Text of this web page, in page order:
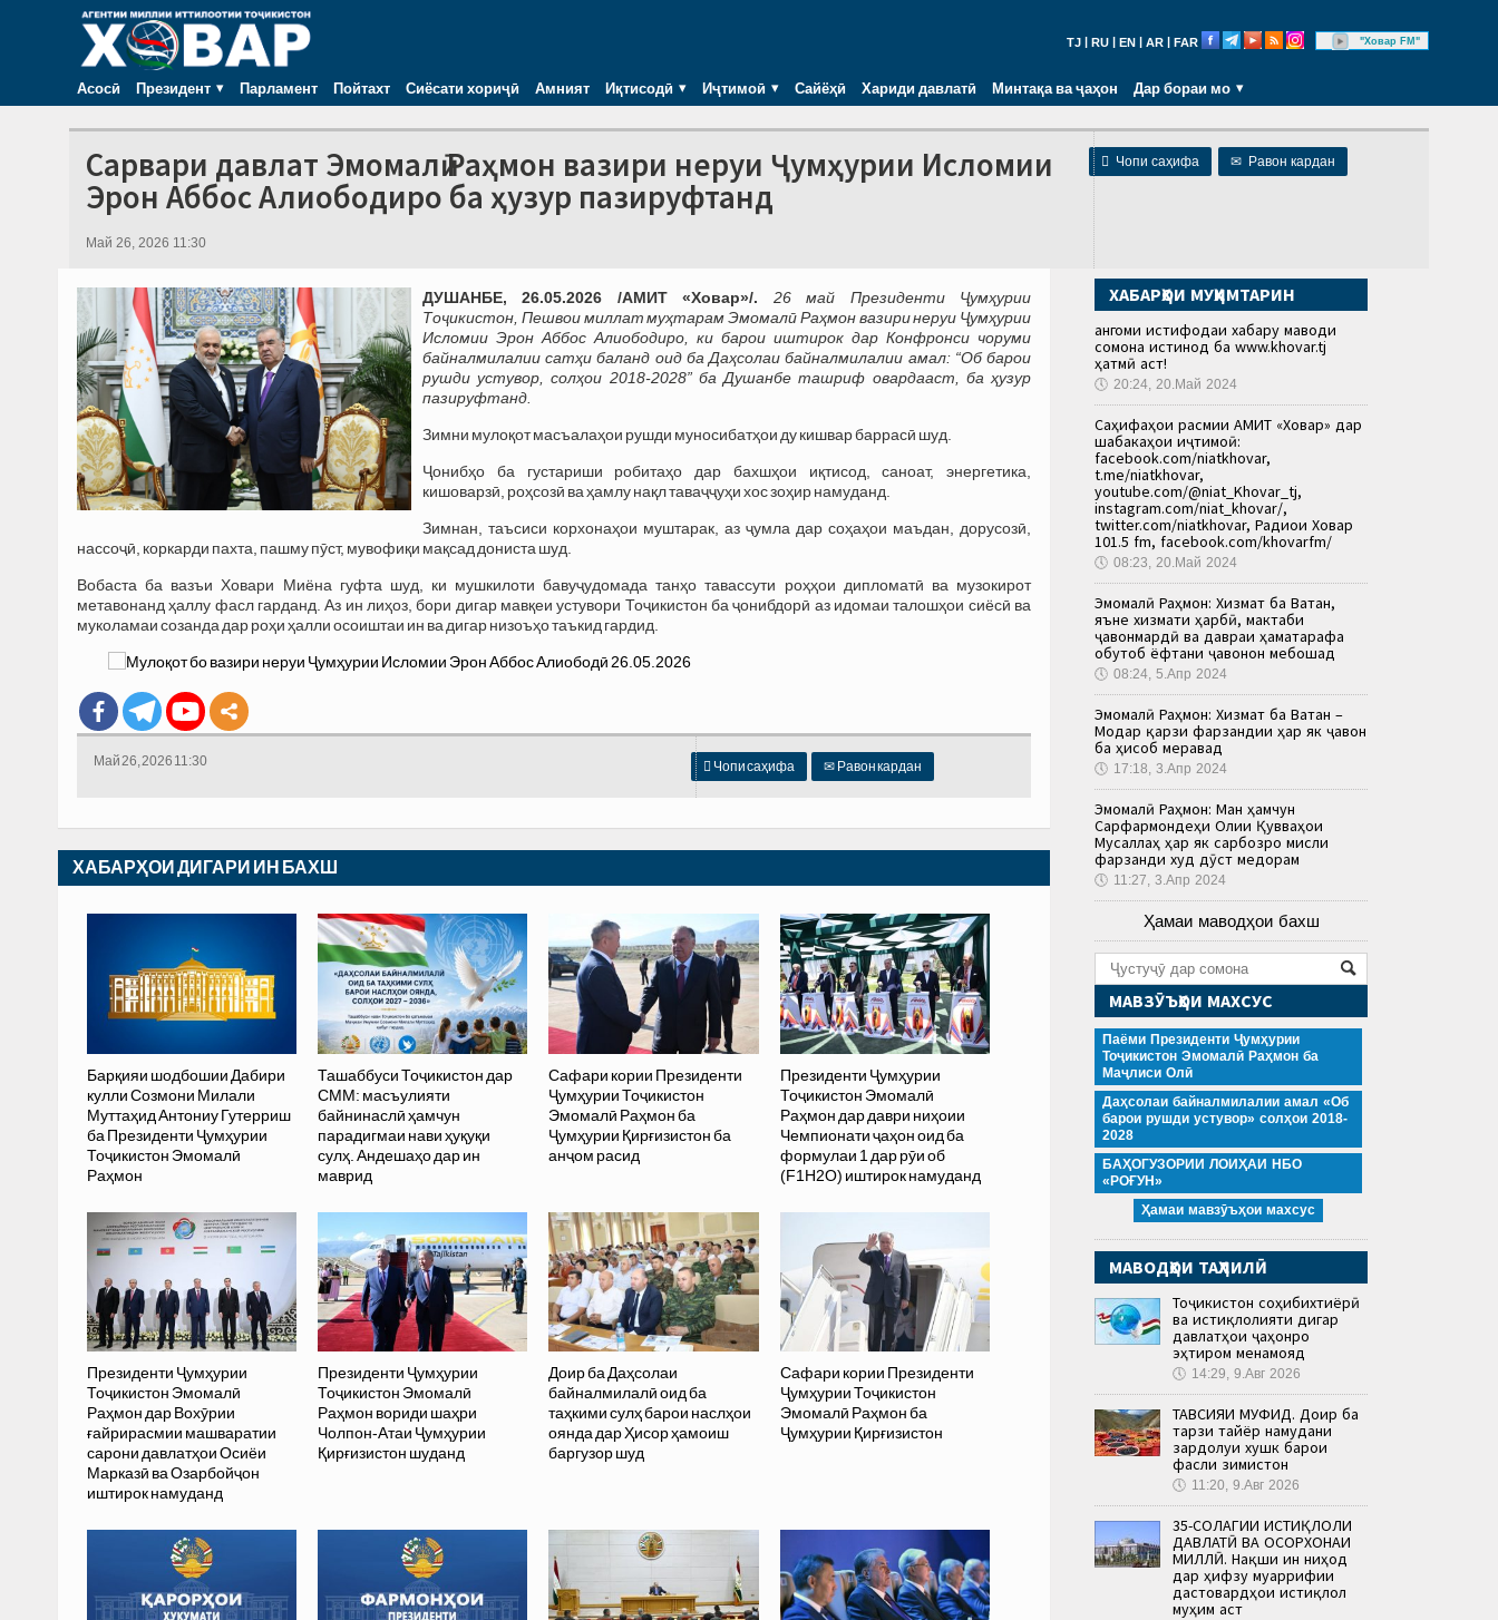
TJ RU EN AR FAR "Ховар FM"
Асосӣ Президент Парламент Пойтахт Сиёсати хориҷӣ Амният Иқтисодӣ Иҷтимоӣ Сайёҳӣ Хариди давлатӣ Минтақа ва ҷаҳон Дар бораи мо
 Чопи саҳифа ✉ Равон кардан
Сарвари давлат Эмомалӣ Раҳмон вазири неруи Ҷумҳурии Исломии
Эрон Аббос Алиободиро ба ҳузур пазируфтанд
Май 26, 2026 11:30
ДУШАНБЕ, 26.05.2026 /АМИТ «Ховар»/. 26 май Президенти Ҷумҳурии
Тоҷикистон, Пешвои миллат муҳтарам Эмомалӣ Раҳмон вазири неруи Ҷумҳурии
Исломии Эрон Аббос Алиободиро, ки барои иштирок дар Конфронси чоруми
байналмилалии сатҳи баланд оид ба Даҳсолаи байналмилалии амал: “Об барои
рушди устувор, солҳои 2018-2028” ба Душанбе ташриф овардааст, ба ҳузур
пазируфтанд.
Зимни мулоқот масъалаҳои рушди муносибатҳои ду кишвар баррасӣ шуд.
Ҷонибҳо ба густариши робитаҳо дар бахшҳои иқтисод, саноат, энергетика,
кишоварзӣ, роҳсозӣ ва ҳамлу нақл таваҷҷуҳи хос зоҳир намуданд.
Зимнан, таъсиси корхонаҳои муштарак, аз ҷумла дар соҳаҳои маъдан, дорусозӣ,
нассоҷӣ, коркарди пахта, пашму пӯст, мувофиқи мақсад дониста шуд.
Вобаста ба вазъи Ховари Миёна гуфта шуд, ки мушкилоти бавуҷудомада танҳо тавассути роҳҳои дипломатӣ ва музокирот
метавонанд ҳаллу фасл гарданд. Аз ин лиҳоз, бори дигар мавқеи устувори Тоҷикистон ба ҷонибдорӣ аз идомаи талошҳои сиёсӣ ва
муколамаи созанда дар роҳи ҳалли осоиштаи ин ва дигар низоъҳо таъкид гардид.
 Чопи саҳифа ✉ Равон кардан
Май 26, 2026 11:30
ХАБАРҲОИ ДИГАРИ ИН БАХШ
Барқияи шодбошии Дабири
кулли Созмони Милали
Муттаҳид Антониу Гутерриш
ба Президенти Ҷумҳурии
Тоҷикистон Эмомалӣ
Раҳмон
Ташаббуси Тоҷикистон дар
СММ: масъулияти
байнинаслӣ ҳамчун
парадигмаи нави ҳуқуқи
сулҳ. Андешаҳо дар ин
маврид
Сафари кории Президенти
Ҷумҳурии Тоҷикистон
Эмомалӣ Раҳмон ба
Ҷумҳурии Қирғизистон ба
анҷом расид
Президенти Ҷумҳурии
Тоҷикистон Эмомалӣ
Раҳмон дар даври ниҳоии
Чемпионати ҷаҳон оид ба
формулаи 1 дар рӯи об
(F1H2O) иштирок намуданд
Президенти Ҷумҳурии
Тоҷикистон Эмомалӣ
Раҳмон дар Вохӯрии
ғайрирасмии машваратии
сарони давлатҳои Осиёи
Марказӣ ва Озарбойҷон
иштирок намуданд
Президенти Ҷумҳурии
Тоҷикистон Эмомалӣ
Раҳмон вориди шаҳри
Чолпон-Атаи Ҷумҳурии
Қирғизистон шуданд
Доир ба Даҳсолаи
байналмилалӣ оид ба
таҳкими сулҳ барои наслҳои
оянда дар Ҳисор ҳамоиш
баргузор шуд
Сафари кории Президенти
Ҷумҳурии Тоҷикистон
Эмомалӣ Раҳмон ба
Ҷумҳурии Қирғизистон
ХАБАРҲОИ МУҲИМТАРИН
Ҳангоми истифодаи хабару маводи
сомона истинод ба www.khovar.tj
ҳатмӣ аст!
🕔 20:24, 20.Май 2024
Саҳифаҳои расмии АМИТ «Ховар» дар
шабакаҳои иҷтимоӣ:
facebook.com/niatkhovar,
t.me/niatkhovar,
youtube.com/@niat_Khovar_tj,
instagram.com/niat_khovar/,
twitter.com/niatkhovar, Радиои Ховар
101.5 fm, facebook.com/khovarfm/
🕔 08:23, 20.Май 2024
Эмомалӣ Раҳмон: Хизмат ба Ватан,
яъне хизмати ҳарбӣ, мактаби
ҷавонмардӣ ва давраи ҳаматарафа
обутоб ёфтани ҷавонон мебошад
🕔 08:24, 5.Апр 2024
Эмомалӣ Раҳмон: Хизмат ба Ватан –
Модар қарзи фарзандии ҳар як ҷавон
ба ҳисоб меравад
🕔 17:18, 3.Апр 2024
Эмомалӣ Раҳмон: Ман ҳамчун
Сарфармондеҳи Олии Қувваҳои
Мусаллаҳ ҳар як сарбозро мисли
фарзанди худ дӯст медорам
🕔 11:27, 3.Апр 2024
Ҳамаи маводҳои бахш
МАВЗӮЪҲОИ МАХСУС
Паёми Президенти Ҷумҳурии
Тоҷикистон Эмомалӣ Раҳмон ба
Маҷлиси Олӣ
Даҳсолаи байналмилалии амал «Об
барои рушди устувор» солҳои 2018-
2028
БАҲОГУЗОРИИ ЛОИҲАИ НБО
«РОҒУН»
Ҳамаи мавзӯъҳои махсус
МАВОДҲОИ ТАҲЛИЛӢ
Тоҷикистон соҳибихтиёрӣ
ва истиқлолияти дигар
давлатҳои ҷаҳонро
эҳтиром менамояд
🕔 14:29, 9.Авг 2026
ТАВСИЯИ МУФИД. Доир ба
тарзи тайёр намудани
зардолуи хушк барои
фасли зимистон
🕔 11:20, 9.Авг 2026
35-СОЛАГИИ ИСТИҚЛОЛИ
ДАВЛАТӢ ВА ОСОРХОНАИ
МИЛЛӢ. Нақши ин ниҳод
дар ҳифзу муаррифии
дастовардҳои истиқлол
муҳим аст